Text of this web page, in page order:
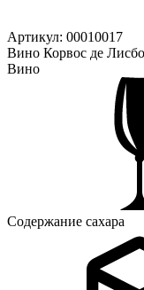
Артикул: 00010017
Вино Корвос де
Вино
Содержание сахара